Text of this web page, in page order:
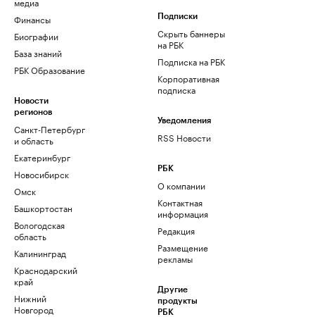
Финансы
Биографии
База знаний
РБК Образование
Новости
регионов
Санкт-Петербург
и область
Екатеринбург
Новосибирск
Омск
Башкортостан
Вологодская
область
Калининград
Краснодарский
край
Нижний
Новгород
Подписки
Скрыть баннеры
на РБК
Подписка на РБК
Корпоративная
подписка
Уведомления
RSS Новости
РБК
О компании
Контактная
информация
Редакция
Размещение
рекламы
Другие
продукты
РБК